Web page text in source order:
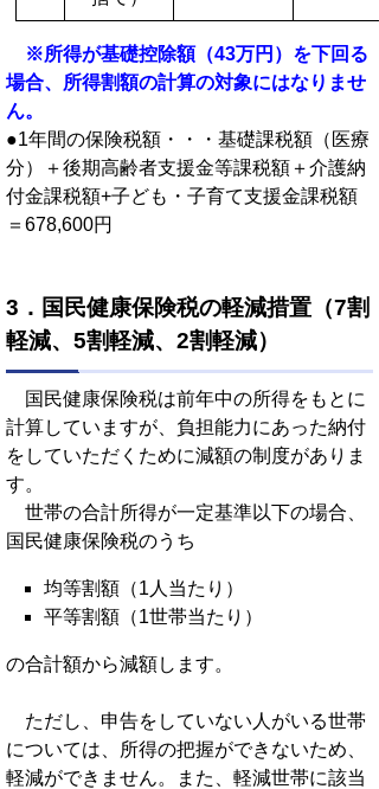
※所得が基礎控除額（43万円）を下回る
場合、所得割額の計算の対象にはなりませ
ん。
●1年間の保険税額・・・基礎課税額（医療
分）＋後期高齢者支援金等課税額＋介護納
付金課税額+子ども・子育て支援金課税額
＝678,600円
3．国民健康保険税の軽減措置（7割
軽減、5割軽減、2割軽減）
国民健康保険税は前年中の所得をもとに
計算していますが、負担能力にあった納付
をしていただくために減額の制度がありま
す。
世帯の合計所得が一定基準以下の場合、
国民健康保険税のうち
均等割額（1人当たり）
平等割額（1世帯当たり）
の合計額から減額します。
ただし、申告をしていない人がいる世帯
については、所得の把握ができないため、
軽減ができません。また、軽減世帯に該当